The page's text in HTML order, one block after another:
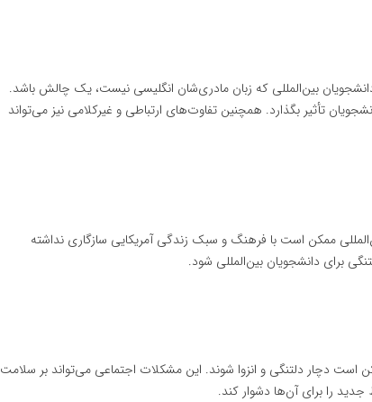
دانشجویان بین‌المللی که زبان مادری‌شان انگلیسی نیست، یک چالش باشد.
تأثیر بگذارد. همچنین تفاوت‌های ارتباطی و غیرکلامی نیز می‌تواند
ممکن است با فرهنگ و سبک زندگی آمریکایی سازگاری نداشته
برای دانشجویان بین‌المللی شود.
است دچار دلتنگی و انزوا شوند. این مشکلات اجتماعی می‌تواند بر سلامت
جدید را برای آن‌ها دشوار کند.